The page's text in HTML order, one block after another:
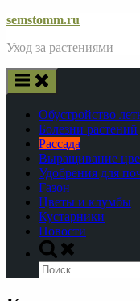
Skip
content
semstomm.ru
Уход за растениями
Обустройство
Болезни растений
Рассада
Выращивание
Удобрения для
Газон
Цветы и клумбы
Кустарники
Новости
Toggle
search
form
Найти: